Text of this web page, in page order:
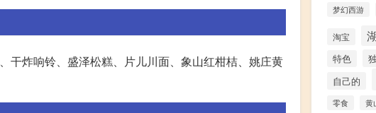
干炸响铃、盛泽松糕、片儿川面、象山红柑桔、姚庄黄
梦幻西游
淘宝
特色
自己的
零食
黄